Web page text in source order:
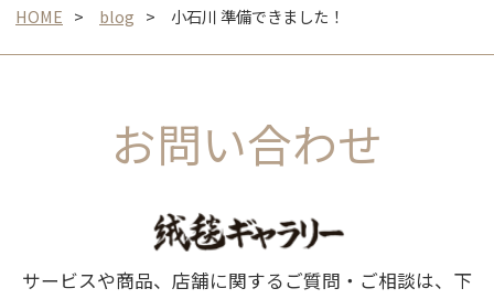
HOME blog 小石川 準備できました！
お問い合わせ
サービスや商品、店舗に関するご質問・ご相談は、下